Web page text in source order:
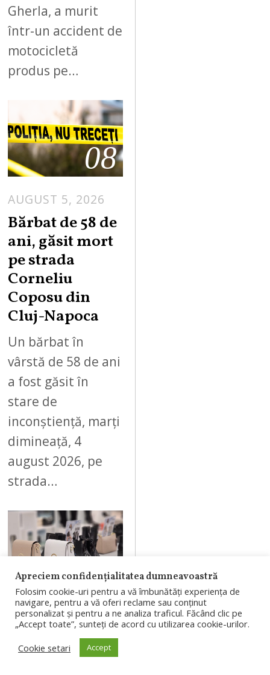
Gherla, a murit
într-un accident de
motocicletă
produs pe…
08
AUGUST 5, 2026
Bărbat de 58 de
ani, găsit mort
pe strada
Corneliu
Coposu din
Cluj-Napoca
Un bărbat în
vârstă de 58 de ani
a fost găsit în
stare de
inconștiență, marți
dimineață, 4
august 2026, pe
strada…
09
AUGUST 4, 2026
Branduri
românești, în
Apreciem confidențialitatea dumneavoastră
Folosim cookie-uri pentru a vă îmbunătăți experiența de
navigare, pentru a vă oferi reclame sau conținut
personalizat și pentru a ne analiza traficul. Făcând clic pe
„Accept toate”, sunteți de acord cu utilizarea cookie-urilor.
Cookie setari
Accept